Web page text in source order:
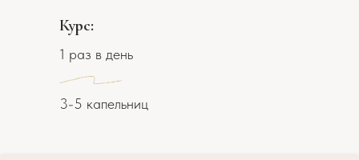
1 раз в день
3-5 капельниц
Курс: